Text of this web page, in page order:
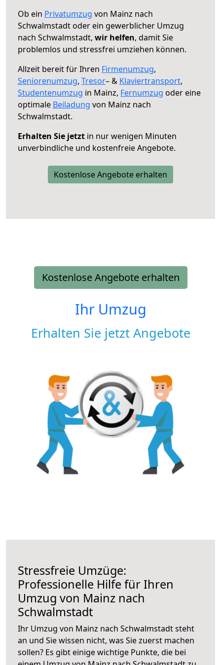
Ob ein Privatumzug von Mainz nach
Schwalmstadt oder ein gewerblicher Umzug
nach Schwalmstadt, wir helfen, damit Sie
problemlos und stressfrei umziehen können.
Allzeit bereit für Ihren Firmenumzug,
Seniorenumzug, Tresor– & Klaviertransport,
Studentenumzug in Mainz, Fernumzug oder eine
optimale Beiladung von Mainz nach
Schwalmstadt.
Erhalten Sie jetzt in nur wenigen Minuten
unverbindliche und kostenfreie Angebote.
Kostenlose Angebote erhalten
Kostenlose Angebote erhalten
Ihr Umzug
Erhalten Sie jetzt Angebote
Stressfreie Umzüge:
Professionelle Hilfe für Ihren
Umzug von Mainz nach
Schwalmstadt
Ihr Umzug von Mainz nach Schwalmstadt steht
an und Sie wissen nicht, was Sie zuerst machen
sollen? Es gibt einige wichtige Punkte, die bei